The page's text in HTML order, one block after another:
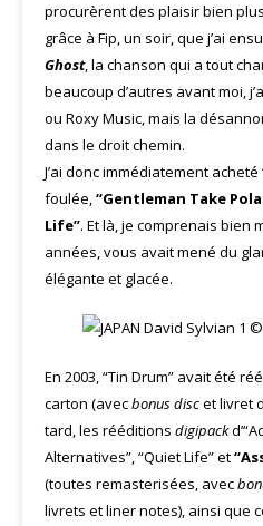
procurèrent des plaisir bien
grâce à Fip, un soir, que j’ai
Ghost, la chanson qui a tout
beaucoup d’autres avant moi,
ou Roxy Music, mais la
dans le droit chemin.
J’ai donc immédiatement acheté
foulée,“Gentleman Take
Life”. Et là, je comprenais bien
années, vous avait mené du
élégante et glacée.
En 2003, “Tin Drum” avait été
carton (avecbonus discet livret
tard, les rééditions digipack
Alternatives”, “Quiet Life” et
(toutes remasterisées, avec
livrets et liner notes), ainsi que